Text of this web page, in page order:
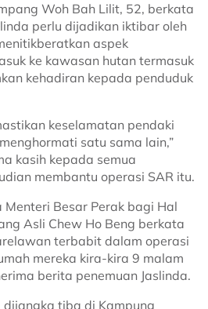
Woh Bah Lilit, 52, berkata
perlu dijadikan iktibar oleh
aspek
ke kawasan hutan termasuk
kehadiran kepada penduduk
keselamatan pendaki
satu sama lain,”
kasih kepada semua
membantu operasi SAR itu.
Besar Perak bagi Hal
Asli Chew Ho Beng berkata
terbabit dalam operasi
mereka kira-kira 9 malam
berita penemuan Jaslinda.
tiba di Kampung